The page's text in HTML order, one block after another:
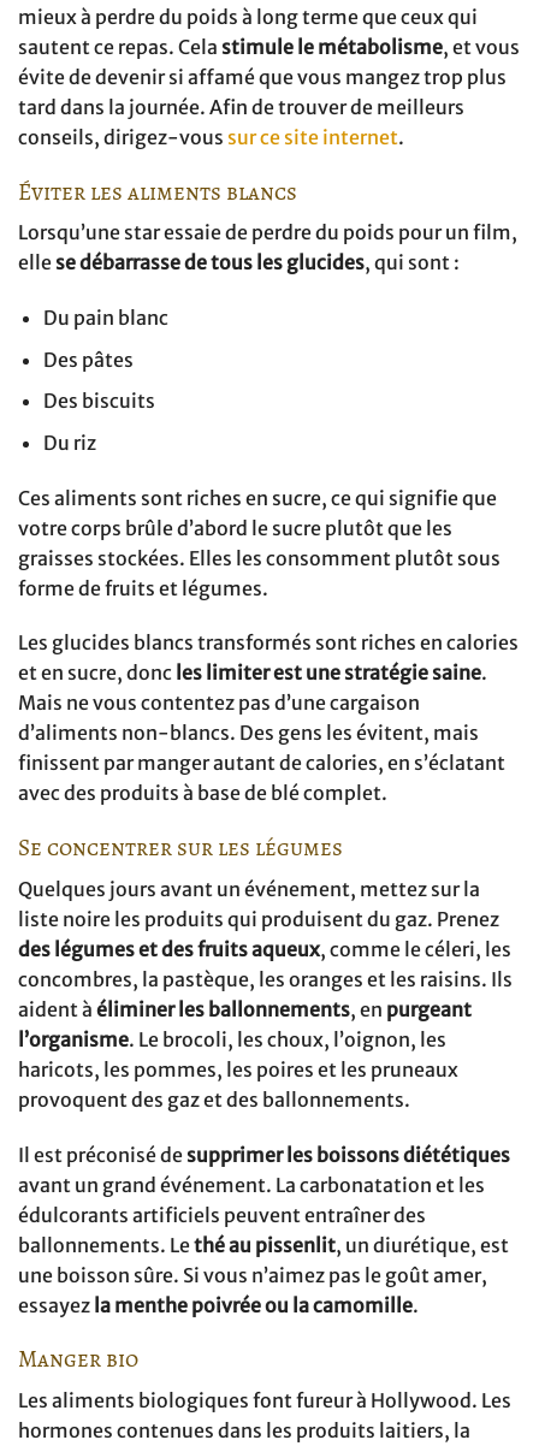
mieux à perdre du poids à long terme que ceux qui
sautent ce repas. Cela stimule le métabolisme, et vous
évite de devenir si affamé que vous mangez trop plus
tard dans la journée. Afin de trouver de meilleurs
conseils, dirigez-vous sur ce site internet.
Éviter les aliments blancs
Lorsqu’une star essaie de perdre du poids pour un film,
elle se débarrasse de tous les glucides, qui sont :
Du pain blanc
Des pâtes
Des biscuits
Du riz
Ces aliments sont riches en sucre, ce qui signifie que
votre corps brûle d’abord le sucre plutôt que les
graisses stockées. Elles les consomment plutôt sous
forme de fruits et légumes.
Les glucides blancs transformés sont riches en calories
et en sucre, donc les limiter est une stratégie saine.
Mais ne vous contentez pas d’une cargaison
d’aliments non-blancs. Des gens les évitent, mais
finissent par manger autant de calories, en s’éclatant
avec des produits à base de blé complet.
Se concentrer sur les légumes
Quelques jours avant un événement, mettez sur la
liste noire les produits qui produisent du gaz. Prenez
des légumes et des fruits aqueux, comme le céleri, les
concombres, la pastèque, les oranges et les raisins. Ils
aident à éliminer les ballonnements, en purgeant
l’organisme. Le brocoli, les choux, l’oignon, les
haricots, les pommes, les poires et les pruneaux
provoquent des gaz et des ballonnements.
Il est préconisé de supprimer les boissons diététiques
avant un grand événement. La carbonatation et les
édulcorants artificiels peuvent entraîner des
ballonnements. Lethé au pissenlit, un diurétique, est
une boisson sûre. Si vous n’aimez pas le goût amer,
essayez la menthe poivrée ou la camomille.
Manger bio
Les aliments biologiques font fureur à Hollywood. Les
hormones contenues dans les produits laitiers, la